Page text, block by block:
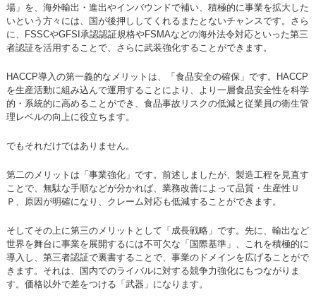
場」を、海外輸出・進出やインバウンドで補い、積極的に事業を拡大した
いという方々には、国が後押ししてくれるまたとないチャンスです。さら
に、FSSCやGFSI承認認証規格やFSMAなどの海外法令対応といった第三
者認証を活用することで、さらに武装強化することができます。
HACCP導入の第一義的なメリットは、「食品安全の確保」です。HACCP
を生産活動に組み込んで運用することにより、より一層食品安全性を科学
的・系統的に高めることができ、食品事故リスクの低減と従業員の衛生管
理レベルの向上に役立ちます。
でもそれだけではありません。
第二のメリットは「事業強化」です。前述しましたが、製造工程を見直す
ことで、無駄な手順などが分かれば、業務改善によって品質・生産性Ｕ
Ｐ、原因が明確になり、クレーム対応も低減することができます。
そしてその上に第三のメリットとして「成長戦略」です。先に、輸出など
世界を舞台に事業を展開するには不可欠な「国際基準」、これを積極的に
導入し、第三者認証で裏書することで、事業のドメインを広げることがで
きます。それは、国内でのライバルに対する競争力強化にもつながりま
す。価格以外で差をつける「武器」になります。